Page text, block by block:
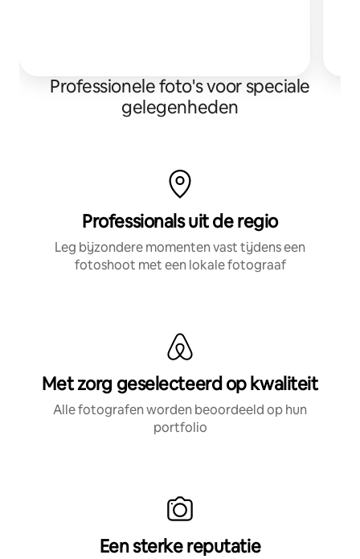
Professionele foto's voor speciale
gelegenheden
Professionals uit de regio
Leg bijzondere momenten vast tijdens een
fotoshoot met een lokale fotograaf
Met zorg geselecteerd op kwaliteit
Alle fotografen worden beoordeeld op hun
portfolio
Een sterke reputatie